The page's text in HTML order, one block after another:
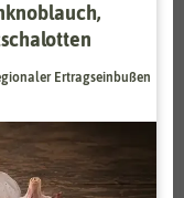
ihre bunten
und
dass sich hier ein
auf
Saatgut-
Recht, nicht
späteren
Daten und
Ertragseinbußen